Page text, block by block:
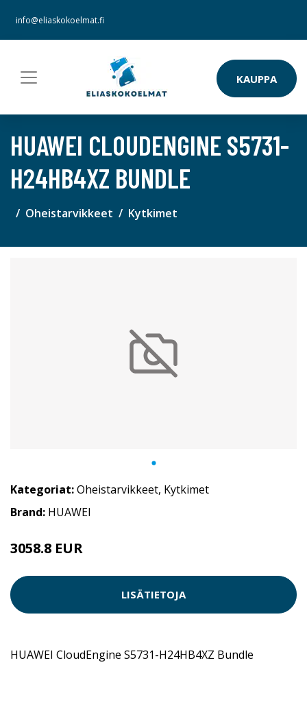
info@eliaskokoelmat.fi
KAUPPA
HUAWEI CLOUDENGINE S5731-
H24HB4XZ BUNDLE
Oheistarvikkeet Kytkimet
Kategoriat:Oheistarvikkeet, Kytkimet
Brand: HUAWEI
3058.8 EUR
LISÄTIETOJA
HUAWEI CloudEngine S5731-H24HB4XZ Bundle